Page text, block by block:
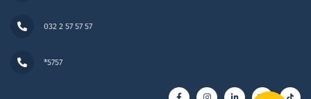
032 2 57 57 57
*5757